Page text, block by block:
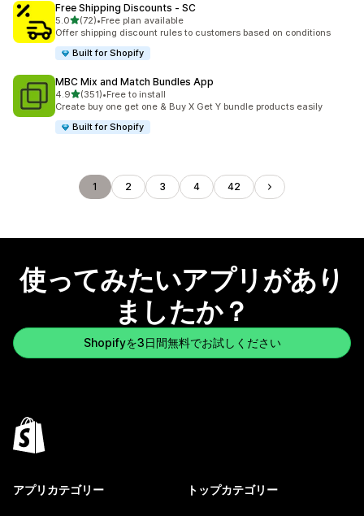
Free Shipping Discounts ‑ SC
5.05つ星中
(72)
合計レビュー数：72件
•Free plan available
Offer shipping discount rules to customers based on conditions
Built for Shopify
MBC Mix and Match Bundles App
4.95つ星中
(351)
合計レビュー数：351件
•Free to install
Create buy one get one & Buy X Get Y bundle products easily
Built for Shopify
1 2 3 4 42
使ってみたいアプリがあり
ましたか？
Shopifyを3日間無料でお試しください
アプリカテゴリー トップカテゴリー